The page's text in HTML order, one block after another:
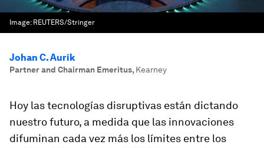
Image: REUTERS/Stringer
Johan C. Aurik
Partner and Chairman Emeritus, Kearney
Hoy las tecnologías disruptivas están dictando
nuestro futuro, a medida que las innovaciones
difuminan cada vez más los límites entre los